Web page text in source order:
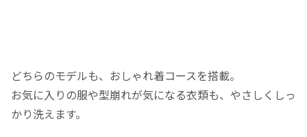
どちらのモデルも、おしゃれ着コースを搭載。
お気に入りの服や型崩れが気になる衣類も、やさしくしっ
かり洗えます。